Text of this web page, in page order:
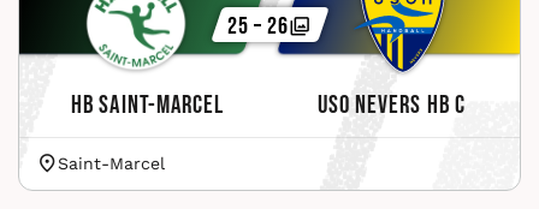
HB Saint-Marcel USO Nevers HB C
25 – 26
Saint-Marcel